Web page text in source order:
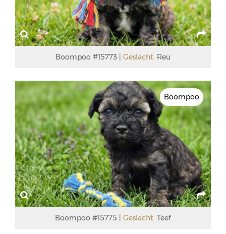
Boompoo #15773 Geslacht: Reu
Boompoo
Boompoo #15775 Geslacht: Teef